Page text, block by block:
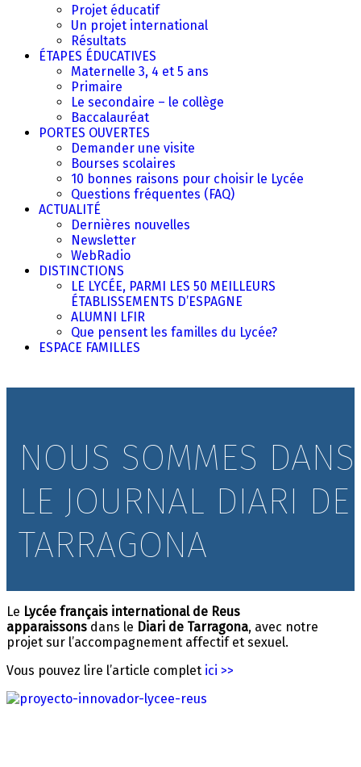
Projet éducatif
Un projet international
Résultats
ÉTAPES ÉDUCATIVES
Maternelle 3, 4 et 5 ans
Primaire
Le secondaire – le collège
Baccalauréat
PORTES OUVERTES
Demander une visite
Bourses scolaires
10 bonnes raisons pour choisir le Lycée
Questions fréquentes (FAQ)
ACTUALITÉ
Dernières nouvelles
Newsletter
WebRadio
DISTINCTIONS
LE LYCÉE, PARMI LES 50 MEILLEURS
ÉTABLISSEMENTS D’ESPAGNE
ALUMNI LFIR
Que pensent les familles du Lycée?
ESPACE FAMILLES
NOUS SOMMES DANS
LE JOURNAL DIARI DE
TARRAGONA
Le Lycée français international de Reus
apparaissons dans le Diari de Tarragona, avec notre
projet sur l’accompagnement affectif et sexuel.
Vous pouvez lire l’article complet ici >>